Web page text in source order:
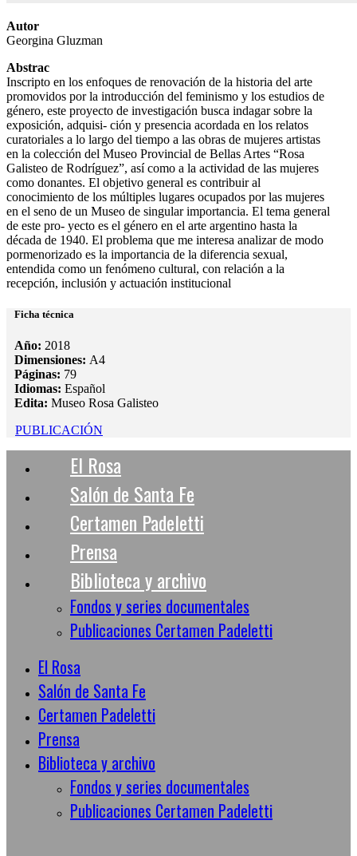
Autor
Georgina Gluzman
Abstrac
Inscripto en los enfoques de renovación de la historia del arte
promovidos por la introducción del feminismo y los estudios de
género, este proyecto de investigación busca indagar sobre la
exposición, adquisi- ción y presencia acordada en los relatos
curatoriales a lo largo del tiempo a las obras de mujeres artistas
en la colección del Museo Provincial de Bellas Artes “Rosa
Galisteo de Rodríguez”, así como a la actividad de las mujeres
como donantes. El objetivo general es contribuir al
conocimiento de los múltiples lugares ocupados por las mujeres
en el seno de un Museo de singular importancia. El tema general
de este pro- yecto es el género en el arte argentino hasta la
década de 1940. El problema que me interesa analizar de modo
pormenorizado es la importancia de la diferencia sexual,
entendida como un fenómeno cultural, con relación a la
recepción, inclusión y actuación institucional
Ficha técnica
Año: 2018
Dimensiones: A4
Páginas: 79
Idiomas: Español
Edita: Museo Rosa Galisteo
PUBLICACIÓN
El Rosa
Salón de Santa Fe
Certamen Padeletti
Prensa
Biblioteca y archivo
Fondos y series documentales
Publicaciones Certamen Padeletti
El Rosa
Salón de Santa Fe
Certamen Padeletti
Prensa
Biblioteca y archivo
Fondos y series documentales
Publicaciones Certamen Padeletti